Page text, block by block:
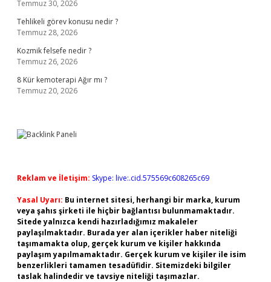
Temmuz 30, 2026
Tehlikeli görev konusu nedir ?
Temmuz 28, 2026
Kozmik felsefe nedir ?
Temmuz 26, 2026
8 Kür kemoterapi Ağır mı ?
Temmuz 20, 2026
Reklam ve İletişim: Skype: live:.cid.575569c608265c69
Yasal Uyarı: Bu internet sitesi, herhangi bir marka, kurum
veya şahıs şirketi ile hiçbir bağlantısı bulunmamaktadır.
Sitede yalnızca kendi hazırladığımız makaleler
paylaşılmaktadır. Burada yer alan içerikler haber niteliği
taşımamakta olup, gerçek kurum ve kişiler hakkında
paylaşım yapılmamaktadır. Gerçek kurum ve kişiler ile isim
benzerlikleri tamamen tesadüfidir. Sitemizdeki bilgiler
taslak halindedir ve tavsiye niteliği taşımazlar.